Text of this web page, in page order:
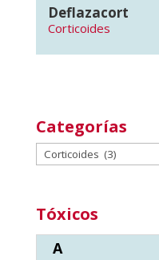
Deflazacort
Corticoides
Categorías
Categorías
Tóxicos
A